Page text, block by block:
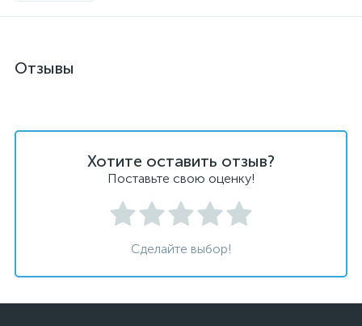
Отзывы
Хотите оставить отзыв?
Поставьте свою оценку!
Сделайте выбор!